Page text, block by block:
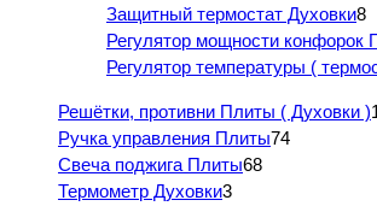
Защитный термостат Духовки8
Регулятор мощности конфорок
Регулятор температуры (
Решётки, противни Плиты ( Духовки )
Ручка управления Плиты74
Свеча поджига Плиты68
Термометр Духовки3